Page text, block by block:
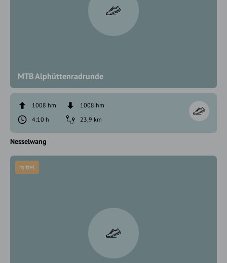
MTB Alphüttenradrunde
1008 hm
1008 hm
4:10 h
23,9 km
Nesselwang
mittel